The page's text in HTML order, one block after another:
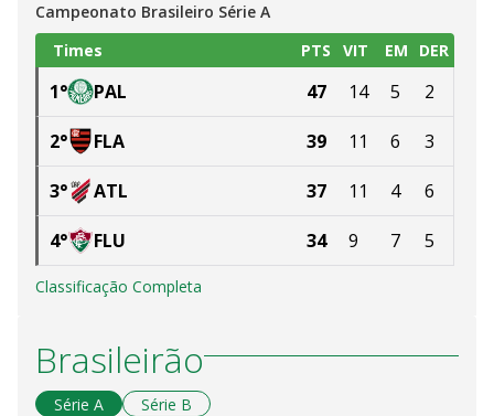
Campeonato Brasileiro Série A
Times
PTS VIT EM DER
1° PAL 47 14 5 2
2° FLA 39 11 6 3
3° ATL 37 11 4 6
4° FLU 34 9 7 5
Classificação Completa
Brasileirão
Série A Série B